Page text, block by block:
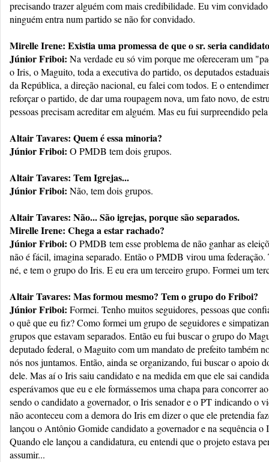
precisando trazer alguém com mais credibilidade. Eu vim
ninguém entra num partido se não for convidado.
Mirelle Irene: Existia uma promessa de que o sr. seria
Júnior Friboi: Na verdade eu só vim porque me ofereceram um
o Iris, o Maguito, toda a executiva do partido, os deputados
da República, a direção nacional, eu falei com todos. E o
reforçar o partido, de dar uma roupagem nova, um fato novo, de
pessoas precisam acreditar em alguém. Mas eu fui surpreendido
Altair Tavares: Quem é essa minoria?
Júnior Friboi: O PMDB tem dois grupos.
Altair Tavares: Tem Igrejas...
Júnior Friboi: Não, tem dois grupos.
Altair Tavares: Não... São igrejas, porque são separados.
Mirelle Irene: Chega a estar rachado?
Júnior Friboi: O PMDB tem esse problema de não ganhar as
não é fácil, imagina separado. Então o PMDB virou uma
né, e tem o grupo do Iris. E eu era um terceiro grupo. Formei um
Altair Tavares: Mas formou mesmo? Tem o grupo do Friboi?
Júnior Friboi: Formei. Tenho muitos seguidores, pessoas que
o quê que eu fiz? Como formei um grupo de seguidores e
grupos que estavam separados. Então eu fui buscar o grupo do
deputado federal, o Maguito com um mandato de prefeito também
nós nos juntamos. Então, ainda se organizando, fui buscar o apoio
dele. Mas aí o Iris saiu candidato e na medida em que ele sai
esperávamos que eu e ele formássemos uma chapa para concorrer
sendo o candidato a governador, o Iris senador e o PT indicando o
não aconteceu com a demora do Iris em dizer o que ele pretendia
lançou o Antônio Gomide candidato a governador e na sequência o
Quando ele lançou a candidatura, eu entendi que o projeto estava
assumir...